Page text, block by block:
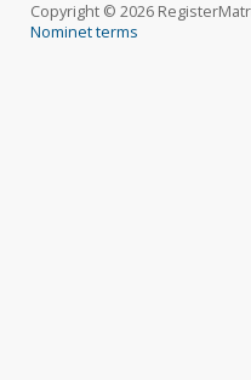
Copyright © 2026
Nominet terms